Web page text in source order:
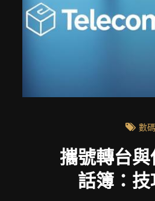
數
攜號轉台
話簿：